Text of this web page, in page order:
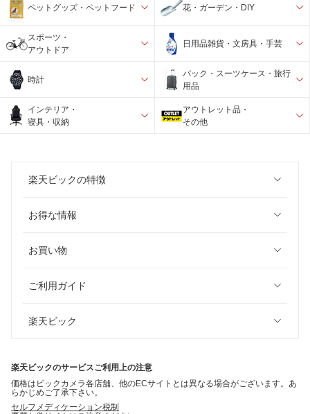
ペットグッズ・ペットフード 花・ガーデン・DIY
スポーツ・
アウトドア
日用品雑貨・文房具・手芸
時計
バック・スーツケース・旅行
用品
インテリア・
寝具・収納
アウトレット品・
その他
楽天ビックの特徴
お得な情報
お買い物
ご利用ガイド
楽天ビック
楽天ビックのサービスご利用上の注意
価格はビックカメラ各店舗、他のECサイトとは異なる場合がございます。あ
らかじめご了承下さい。
セルフメディケーション税制